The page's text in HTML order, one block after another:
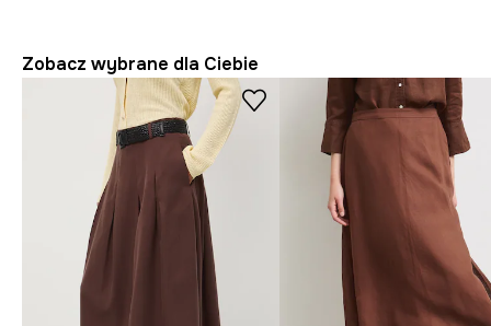
Zobacz wybrane dla Ciebie